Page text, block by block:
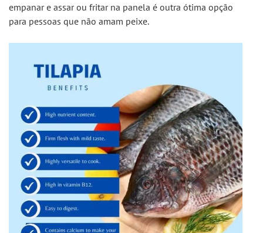
empanar e assar ou fritar na panela é outra ótima opção
para pessoas que não amam peixe.